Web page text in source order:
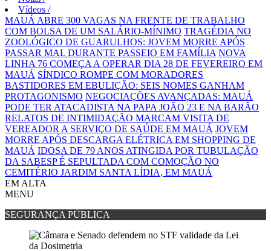
Vídeos /
MAUÁ ABRE 300 VAGAS NA FRENTE DE TRABALHO
COM BOLSA DE UM SALÁRIO-MÍNIMO TRAGÉDIA NO
ZOOLÓGICO DE GUARULHOS: JOVEM MORRE APÓS
PASSAR MAL DURANTE PASSEIO EM FAMÍLIA NOVA
LINHA 76 COMEÇA A OPERAR DIA 28 DE FEVEREIRO EM
MAUÁ SÍNDICO ROMPE COM MORADORES
BASTIDORES EM EBULIÇÃO: SEIS NOMES GANHAM
PROTAGONISMO NEGOCIAÇÕES AVANÇADAS: MAUÁ
PODE TER ATACADISTA NA PAPA JOÃO 23 E NA BARÃO
RELATOS DE INTIMIDAÇÃO MARCAM VISITA DE
VEREADOR A SERVIÇO DE SAÚDE EM MAUÁ JOVEM
MORRE APÓS DESCARGA ELÉTRICA EM SHOPPING DE
MAUÁ IDOSA DE 79 ANOS ATINGIDA POR TUBULAÇÃO
DA SABESP É SEPULTADA COM COMOÇÃO NO
CEMITÉRIO JARDIM SANTA LÍDIA, EM MAUÁ
EM ALTA
MENU
SEGURANÇA PÚBLICA